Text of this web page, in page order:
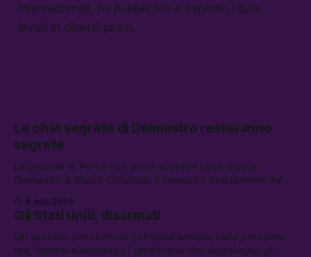
internazionali, ha pubblicato e esposto i suoi
lavori in diversi paesi.
Le chat segrete di Delmastro resteranno
segrete
La procura di Roma non potrà scoprire cosa diceva
Delmastro a Mauro Caroccia, il presunto prestanome del
attacchi in Libano, il governo chiederà 36 miliardi di
flessibilità in armi e energia, e Grokipedia è già stata
abbandonata
6 ago 2026
Gli Stati Uniti, disarmati
Un accordo per Hormuz potrebbe arrivare nelle prossime
ore, mentre aumentano i retroscena che descrivono gli